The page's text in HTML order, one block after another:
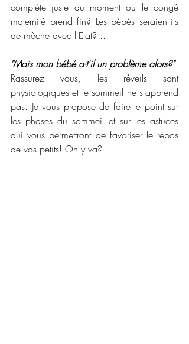
complète juste au moment où le congé
maternité prend fin? Les bébés seraient-ils
de mèche avec l'Etat? ...
"Mais mon bébé a-t'il un problème alors?"
Rassurez vous, les réveils sont
physiologiques et le sommeil ne s'apprend
pas. Je vous propose de faire le point sur
les phases du sommeil et sur les astuces
qui vous permettront de favoriser le repos
de vos petits! On y va?